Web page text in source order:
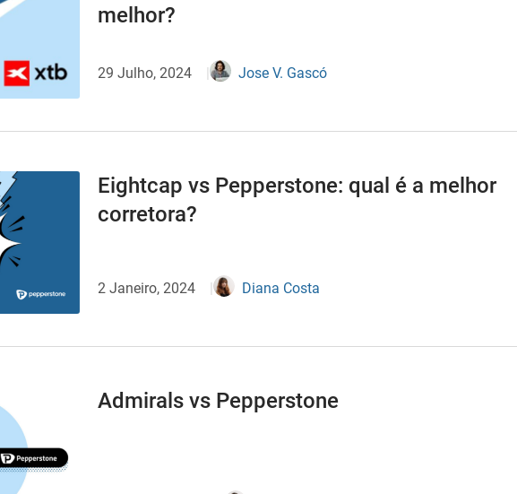
melhor?
29 Julho, 2024 Jose V. Gascó
Eightcap vs Pepperstone: qual é a melhor
corretora?
2 Janeiro, 2024 Diana Costa
Admirals vs Pepperstone